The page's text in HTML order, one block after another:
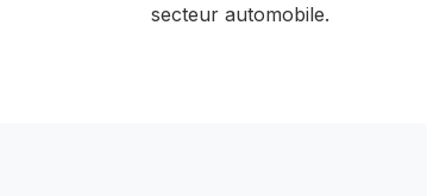
secteur automobile.